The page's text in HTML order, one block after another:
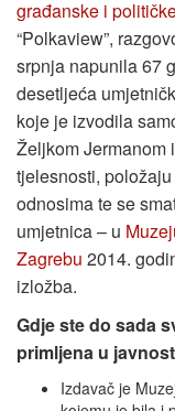
građanske i
“Polkaview”,
srpnja napunila 67
desetljeća
koje je izvodila
Željkom Jermanom
tjelesnosti,
odnosima te se
umjetnica – u
Zagrebu 2014.
izložba.
Gdje ste do sada
primljena u
Izdavač je